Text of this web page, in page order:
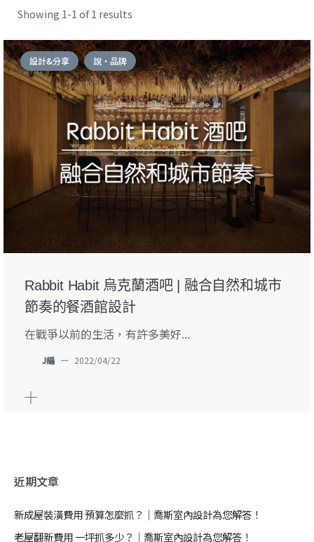
Showing 1-1 of 1 results
設計&分享 說・品牌
Rabbit Habit 烏克蘭酒吧 | 融合自然和城市
節奏的餐酒館設計
在戰爭以前的生活，有許多美好...
J編 — 2022/04/22
近期文章
新成屋裝潢費用 預算怎麼抓？｜喬斯室內設計為您解答！
老屋翻新費用 一坪抓多少？｜喬斯室內設計為您解答！